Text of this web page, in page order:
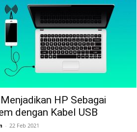
HP Sebagai
dengan Kabel USB
- 22 Feb 2021